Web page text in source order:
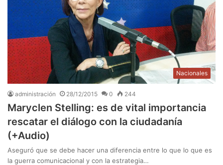
Nacionales
administración 28/12/2015 0 244
Maryclen Stelling: es de vital importancia
rescatar el diálogo con la ciudadanía
(+Audio)
Aseguró que se debe hacer una diferencia entre lo que lo que es
la guerra comunicacional y con la estrategia…